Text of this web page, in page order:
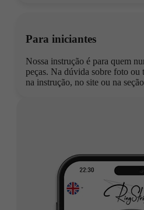
Para iniciantes
Nossa instrução é para quem
peças. Na dúvida sobre foto
na instrução, no site ou na